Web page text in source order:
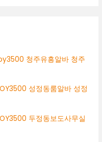
청주유흥알바 청주
성정동룸알바 성정
두정동보도사무실